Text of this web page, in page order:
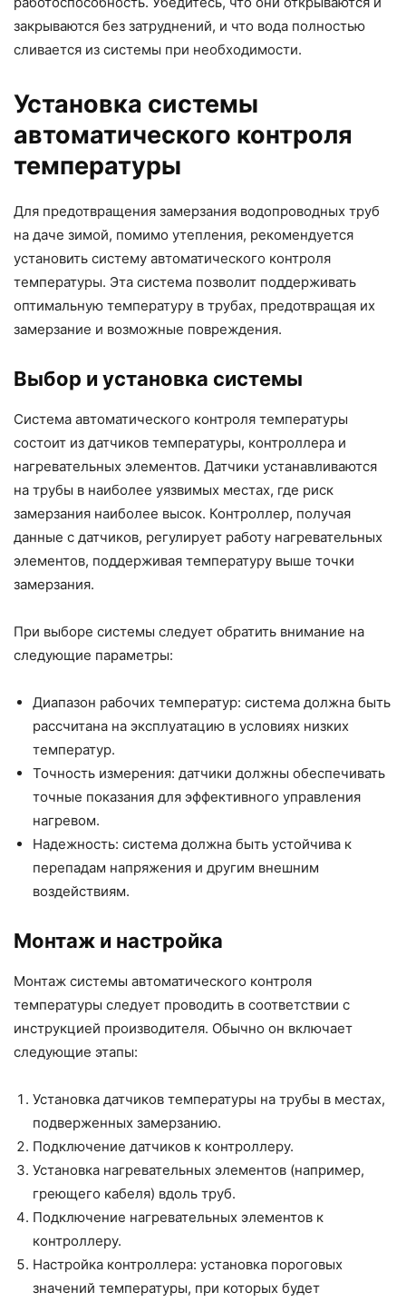
закрываются без затруднений, и что вода полностью
сливается из системы при необходимости.
Установка системы
автоматического контроля
температуры
Для предотвращения замерзания водопроводных труб
на даче зимой, помимо утепления, рекомендуется
установить систему автоматического контроля
температуры. Эта система позволит поддерживать
оптимальную температуру в трубах, предотвращая их
замерзание и возможные повреждения.
Выбор и установка системы
Система автоматического контроля температуры
состоит из датчиков температуры, контроллера и
нагревательных элементов. Датчики устанавливаются
на трубы в наиболее уязвимых местах, где риск
замерзания наиболее высок. Контроллер, получая
данные с датчиков, регулирует работу нагревательных
элементов, поддерживая температуру выше точки
замерзания.
При выборе системы следует обратить внимание на
следующие параметры:
Диапазон рабочих температур: система должна быть
рассчитана на эксплуатацию в условиях низких
температур.
Точность измерения: датчики должны обеспечивать
точные показания для эффективного управления
нагревом.
Надежность: система должна быть устойчива к
перепадам напряжения и другим внешним
воздействиям.
Монтаж и настройка
Монтаж системы автоматического контроля
температуры следует проводить в соответствии с
инструкцией производителя. Обычно он включает
следующие этапы:
Установка датчиков температуры на трубы в местах,
подверженных замерзанию.
Подключение датчиков к контроллеру.
Установка нагревательных элементов (например,
греющего кабеля) вдоль труб.
Подключение нагревательных элементов к
контроллеру.
Настройка контроллера: установка пороговых
значений температуры, при которых будет